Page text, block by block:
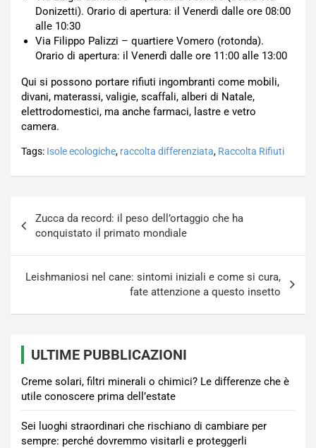
Donizetti). Orario di apertura: il Venerdì dalle ore 08:00
alle 10:30
Via Filippo Palizzi – quartiere Vomero (rotonda).
Orario di apertura: il Venerdì dalle ore 11:00 alle 13:00
Qui si possono portare rifiuti ingombranti come mobili,
divani, materassi, valigie, scaffali, alberi di Natale,
elettrodomestici, ma anche farmaci, lastre e vetro
camera.
Tags: Isole ecologiche, raccolta differenziata, Raccolta Rifiuti
articoli
Zucca da record: il peso dell’ortaggio che ha
conquistato il primato mondiale
Leishmaniosi nel cane: sintomi iniziali e come si cura,
fate attenzione a questo insetto
ULTIME PUBBLICAZIONI
Creme solari, filtri minerali o chimici? Le differenze che è
utile conoscere prima dell’estate
Sei luoghi straordinari che rischiano di cambiare per
sempre: perché dovremmo visitarli e proteggerli